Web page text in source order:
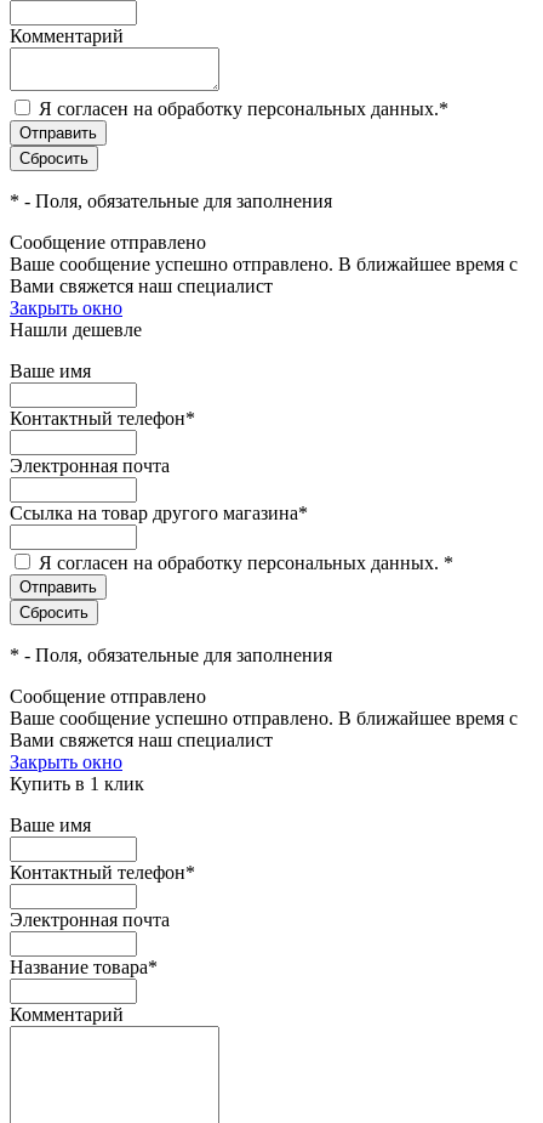
Комментарий
Я согласен на обработку персональных данных.*
* - Поля, обязательные для заполнения
Сообщение отправлено
Ваше сообщение успешно отправлено. В ближайшее время с
Вами свяжется наш специалист
Закрыть окно
Нашли дешевле
Ваше имя
Контактный телефон*
Электронная почта
Ссылка на товар другого магазина*
Я согласен на обработку персональных данных. *
* - Поля, обязательные для заполнения
Сообщение отправлено
Ваше сообщение успешно отправлено. В ближайшее время с
Вами свяжется наш специалист
Закрыть окно
Купить в 1 клик
Ваше имя
Контактный телефон*
Электронная почта
Название товара*
Комментарий